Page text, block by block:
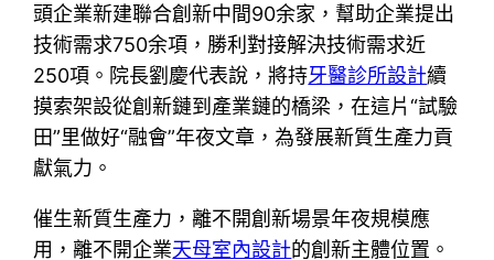
頭企業新建聯合創新中間90余家，幫助企業提出
技術需求750余項，勝利對接解決技術需求近
250項。院長劉慶代表說，將持牙醫診所設計續
摸索架設從創新鏈到產業鏈的橋梁，在這片“試驗
田”里做好“融會”年夜文章，為發展新質生產力貢
獻氣力。
催生新質生產力，離不開創新場景年夜規模應
用，離不開企業天母室內設計的創新主體位置。